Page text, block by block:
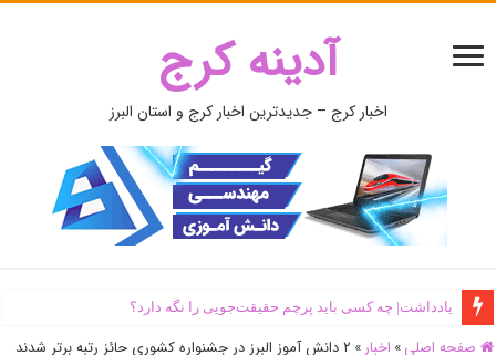
آدینه کرج
اخبار کرج – جدیدترین اخبار کرج و استان البرز
یادداشت| ‌چه کسی باید پرچم حقیقت‌جویی را نگه دارد؟
صفحه اصلی » اخبار » ۲ دانش آموز البرز در جشنواره کشوری حائز رتبه برتر شدند